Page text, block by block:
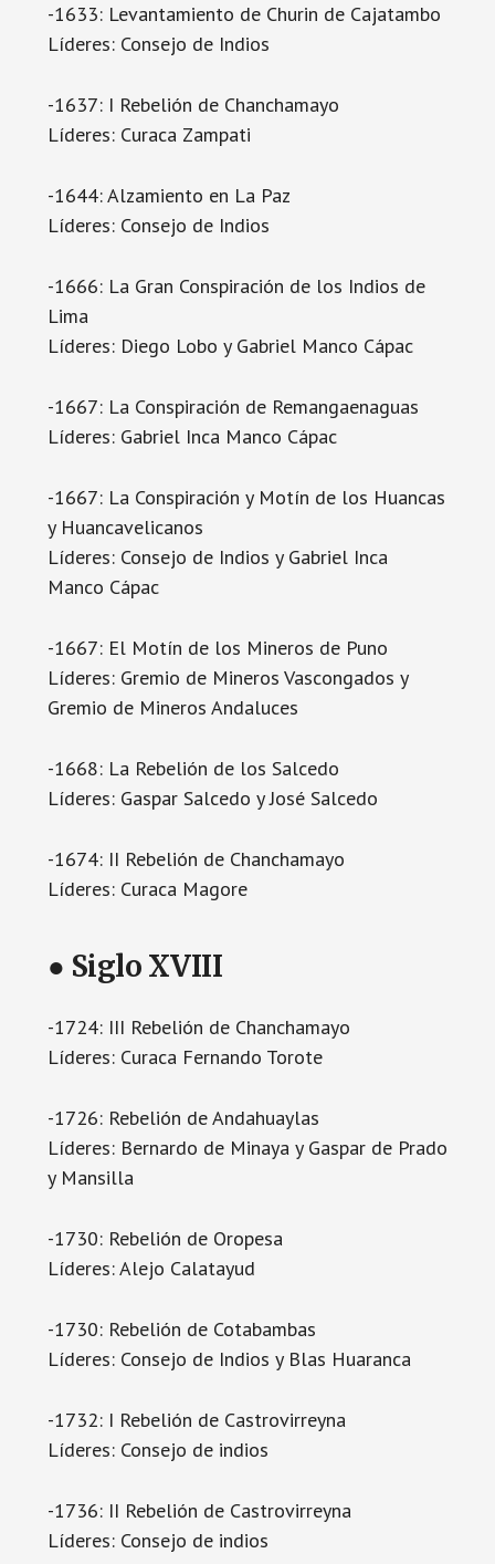
-1633: Levantamiento de Churin de Cajatambo
Líderes: Consejo de Indios
-1637: I Rebelión de Chanchamayo
Líderes: Curaca Zampati
-1644: Alzamiento en La Paz
Líderes: Consejo de Indios
-1666: La Gran Conspiración de los Indios de
Lima
Líderes: Diego Lobo y Gabriel Manco Cápac
-1667: La Conspiración de Remangaenaguas
Líderes: Gabriel Inca Manco Cápac
-1667: La Conspiración y Motín de los Huancas
y Huancavelicanos
Líderes: Consejo de Indios y Gabriel Inca
Manco Cápac
-1667: El Motín de los Mineros de Puno
Líderes: Gremio de Mineros Vascongados y
Gremio de Mineros Andaluces
-1668: La Rebelión de los Salcedo
Líderes: Gaspar Salcedo y José Salcedo
-1674: II Rebelión de Chanchamayo
Líderes: Curaca Magore
● Siglo XVIII
-1724: III Rebelión de Chanchamayo
Líderes: Curaca Fernando Torote
-1726: Rebelión de Andahuaylas
Líderes: Bernardo de Minaya y Gaspar de Prado
y Mansilla
-1730: Rebelión de Oropesa
Líderes: Alejo Calatayud
-1730: Rebelión de Cotabambas
Líderes: Consejo de Indios y Blas Huaranca
-1732: I Rebelión de Castrovirreyna
Líderes: Consejo de indios
-1736: II Rebelión de Castrovirreyna
Líderes: Consejo de indios